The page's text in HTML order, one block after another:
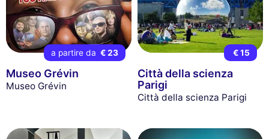
a partire da € 23
Museo Grévin
Museo Grévin
€ 15
Città della scienza
Parigi
Città della scienza Parigi